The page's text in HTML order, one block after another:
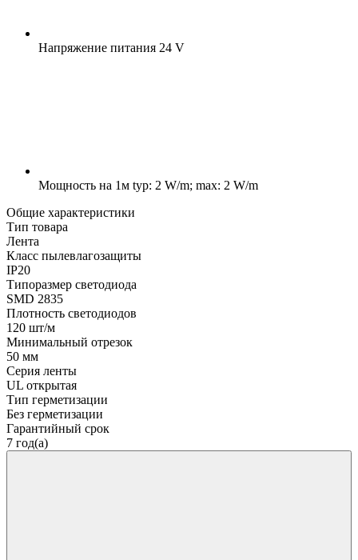
Напряжение питания 24 V
Мощность на 1м typ: 2 W/m; max: 2 W/m
Общие характеристики
Тип товара
Лента
Класс пылевлагозащиты
IP20
Типоразмер светодиода
SMD 2835
Плотность светодиодов
120 шт/м
Минимальный отрезок
50 мм
Серия ленты
UL открытая
Тип герметизации
Без герметизации
Гарантийный срок
7 год(а)